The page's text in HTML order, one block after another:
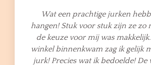
Wat een prachtige jurken
hangen! Stuk voor stuk zijn ze zo
de keuze voor mij was
winkel binnenkwam zag ik gelijk
jurk! Precies wat ik bedoelde! De